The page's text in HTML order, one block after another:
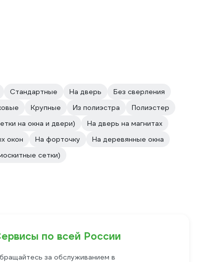
Стандартные На дверь
Без сверления
Крупные Из полиэстра
Полиэстер
на окна и двери)
На дверь на магнитах
окон На форточку
На деревянные окна
сетки)
по всей России
за обслуживанием в